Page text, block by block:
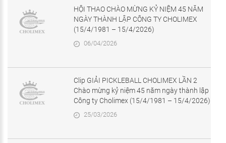
HỘI THAO CHÀO MỪNG KỶ NIỆM 45 NĂM
NGÀY THÀNH LẬP CÔNG TY CHOLIMEX
(15/4/1981 – 15/4/2026)
06/04/2026
Clip GIẢI PICKLEBALL CHOLIMEX LẦN 2
Chào mừng kỷ niệm 45 năm ngày thành lập
Công ty Cholimex (15/4/1981 – 15/4/2026)
25/03/2026